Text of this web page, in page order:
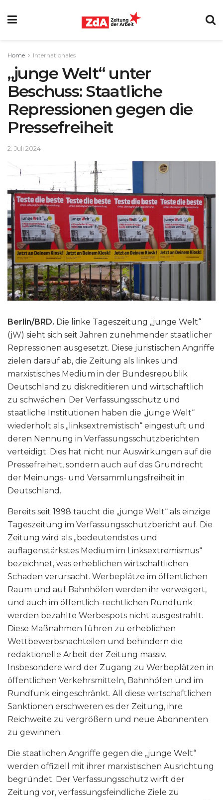
Home Internationales
„junge Welt“ unter
Beschuss: Staatliche
Repressionen gegen die
Pressefreiheit
2. Juli 2024
Berlin/BRD. Die linke Tageszeitung „junge Welt“
(jW) sieht sich seit Jahren zunehmender staatlicher
Repressionen ausgesetzt. Diese juristischen Angriffe
zielen darauf ab, die Zeitung als linkes und
marxistisches Medium in der Bundesrepublik
Deutschland zu diskreditieren und wirtschaftlich
zu schwächen. Der Verfassungsschutz und
staatliche Institutionen haben die „junge Welt“
wiederholt als „linksextremistisch“ eingestuft und
deren Nennung in Verfassungsschutzberichten
verteidigt. Dies hat nicht nur Auswirkungen auf die
Pressefreiheit, sondern auch auf das Grundrecht
der Meinungs- und Versammlungsfreiheit in
Deutschland.
Bereits seit 1998 taucht die „junge Welt“ als einzige
Tageszeitung im Verfassungsschutzbericht auf. Die
Zeitung wird als „bedeutendstes und
auflagenstärkstes Medium im Linksextremismus“
bezeichnet, was erheblichen wirtschaftlichen
Schaden verursacht. Werbeplätze im öffentlichen
Raum und auf Bahnhöfen werden ihr verweigert,
und auch im öffentlich-rechtlichen Rundfunk
werden bezahlte Werbespots nicht ausgestrahlt.
Diese Maßnahmen führen zu erheblichen
Wettbewerbsnachteilen und behindern die
redaktionelle Arbeit der Zeitung massiv.
Insbesondere wird der Zugang zu Werbeplätzen in
öffentlichen Verkehrsmitteln, Bahnhöfen und im
Rundfunk eingeschränkt. All diese wirtschaftlichen
Sanktionen erschweren es der Zeitung, ihre
Reichweite zu vergrößern und neue Abonnenten
zu gewinnen.
Die staatlichen Angriffe gegen die „junge Welt“
werden offiziell mit ihrer marxistischen Ausrichtung
begründet. Der Verfassungsschutz wirft der
Zeitung vor, verfassungsfeindliche Ziele zu